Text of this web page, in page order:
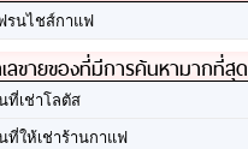
รนไชส์กาแฟ
ลขายของที่มีการค้นหามากที่สุด
ที่เช่าโลตัส
ที่ให้เช่าร้านกาแฟ